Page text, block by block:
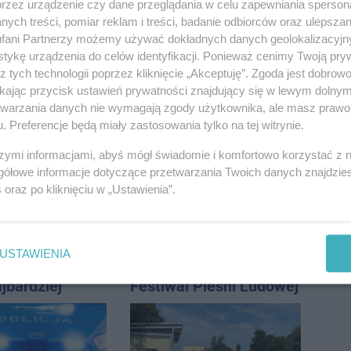
zderzyła się
Na
LPR
Kombajn wpadł do
rowu, są utrudnienia
damski
Modele,
do wielu
Festiwal Pieśni Ludowej
urządzenie czy dane przeglądania w celu zapewniania
treści, pomiar reklam i treści, badanie odbiorców oraz
Partnerzy możemy używać dokładnych danych
urządzenia do celów identyfikacji. Ponieważ cenimy Twoją
tych technologii poprzez kliknięcie „Akceptuję”. Zgoda jest
przycisk ustawień prywatności znajdujący się w lewym
danych nie wymagają zgody użytkownika, ale masz
Preferencje będą miały zastosowania tylko na tej witrynie.
informacjami, abyś mógł świadomie i komfortowo korzystać z
informacje dotyczące przetwarzania Twoich danych
oraz po kliknięciu w „Ustawienia”.
USTAWIENIA